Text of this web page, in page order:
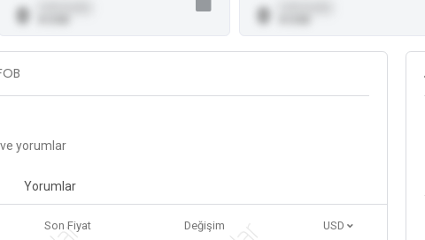
0 0
yorumlar
Yorumlar
Son Fiyat Değişim USD